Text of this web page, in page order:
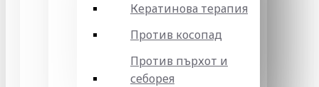
Кератинова терапия
Против косопад
Против пърхот и
себорея